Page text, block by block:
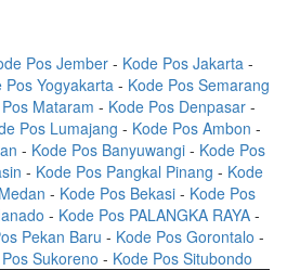
Pos Jember - Kode Pos Jakarta -
Pos Yogyakarta - Kode Pos Semarang
Mataram - Kode Pos Denpasar -
Pos Lumajang - Kode Pos Ambon -
- Kode Pos Banyuwangi - Kode Pos
- Kode Pos Pangkal Pinang - Kode
- Kode Pos Bekasi - Kode Pos
- Kode Pos PALANGKA RAYA -
Pekan Baru - Kode Pos Gorontalo -
Sukoreno - Kode Pos Situbondo